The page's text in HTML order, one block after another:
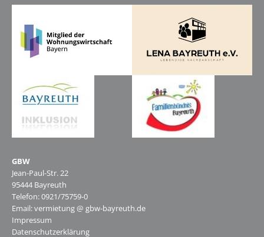
GBW
Jean-Paul-Str. 22
95444 Bayreuth
Telefon: 0921/75759-0
Email: vermietung @ gbw-bayreuth.de
Impressum
Datenschutzerklärung